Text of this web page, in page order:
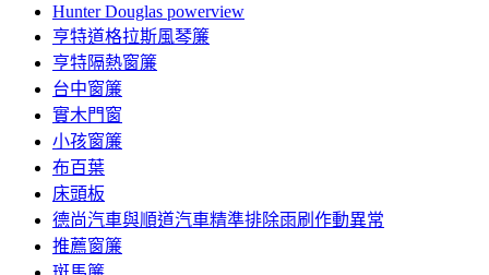
內
容
Hunter Douglas powerview
亨特道格拉斯風琴簾
亨特隔熱窗簾
台中窗簾
實木門窗
小孩窗簾
布百葉
床頭板
德尚汽車與順道汽車精準排除雨刷作動異常
推薦窗簾